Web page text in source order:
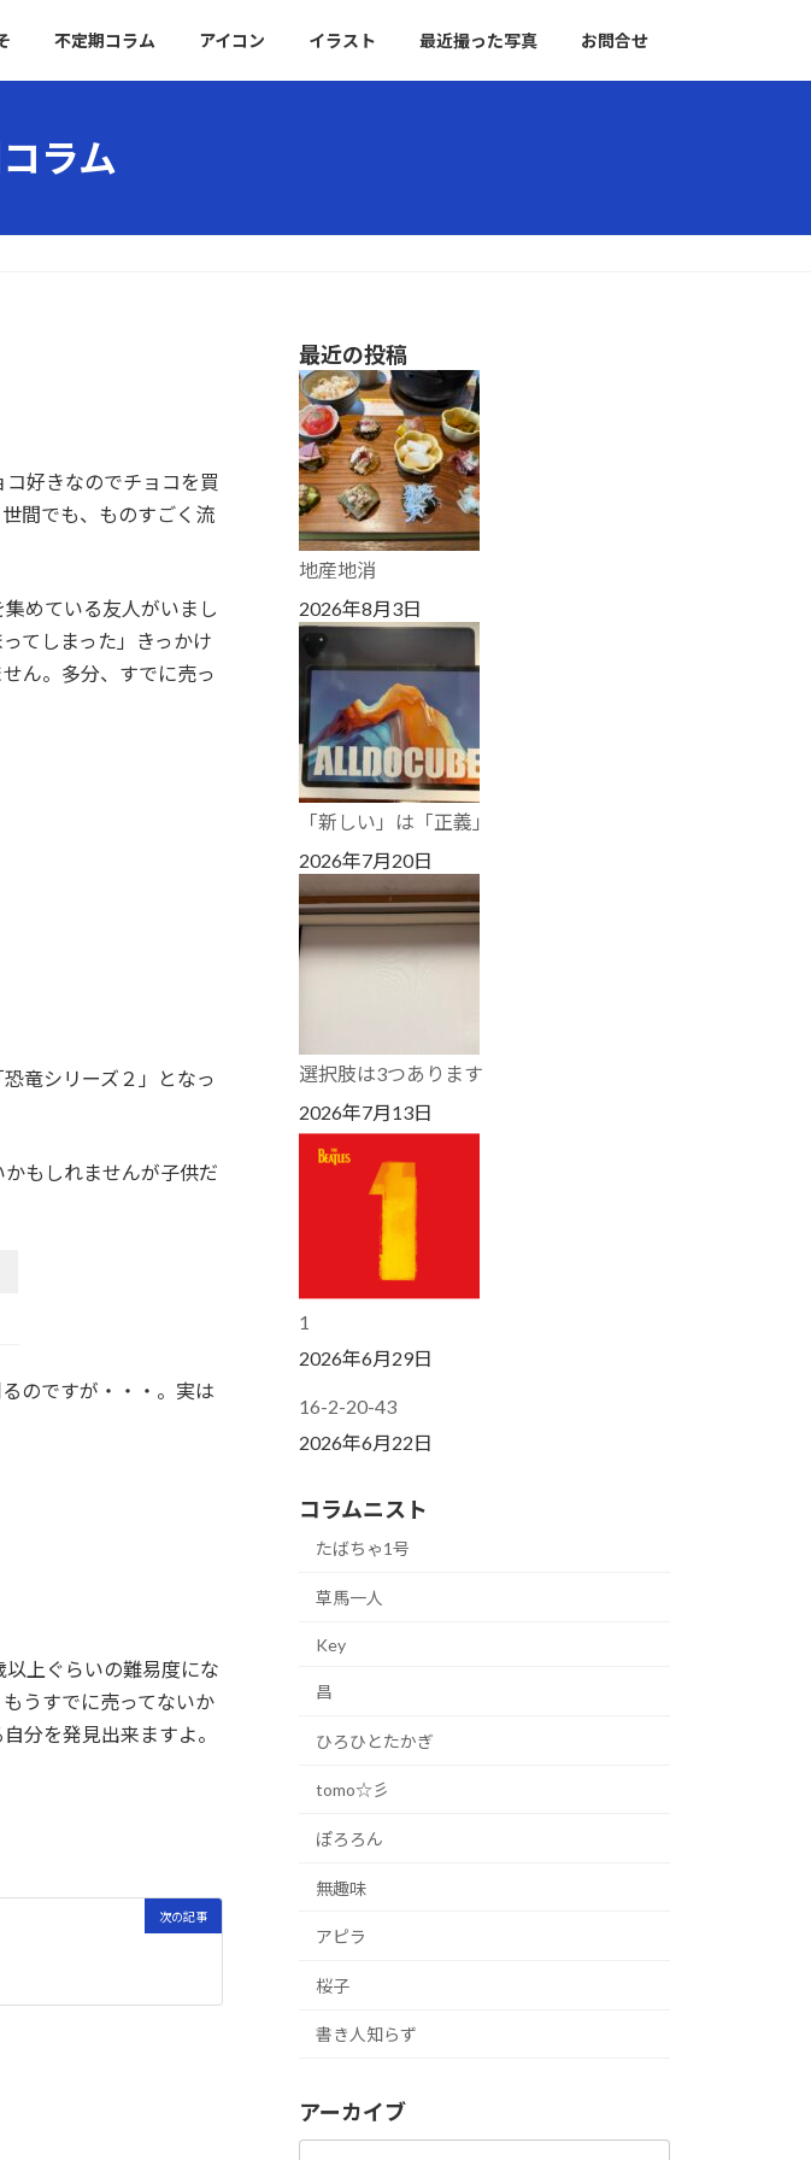
不定期コラム アイコン イラスト 最近撮った写真 お問合せ
ラム
好きなのでチョコを買
間でも、ものすごく流
めている友人がいまし
てしまった」きっかけ
ん。多分、すでに売っ
竜シリーズ２」となっ
もしれませんが子供だ
のですが・・・。実は
上ぐらいの難易度にな
うすでに売ってないか
分を発見出来ますよ。
次の記事
最近の投稿
地産地消
2026年8月3日
「新しい」は「正義」
2026年7月20日
選択肢は3つあります
2026年7月13日
1
2026年6月29日
16-2-20-43
2026年6月22日
コラムニスト
たばちゃ1号
草馬一人
Key
昌
ひろひとたかぎ
tomo☆彡
ぽろろん
無趣味
アピラ
桜子
書き人知らず
アーカイブ
ア